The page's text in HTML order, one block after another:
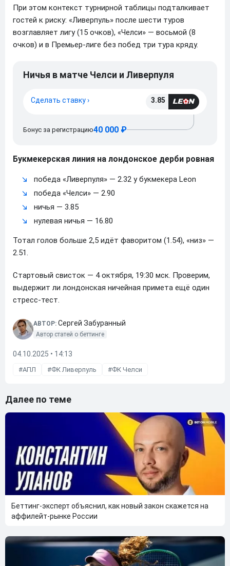
При этом контекст турнирной таблицы подталкивает
гостей к риску: «Ливерпуль» после шести туров
возглавляет лигу (15 очков), «Челси» — восьмой (8
очков) и в Премьер-лиге без побед три тура кряду.
Ничья в матче Челси и Ливерпуля
Сделать ставку › 3.85
Бонус за регистрацию40 000 ₽
Букмекерская линия на лондонское дерби ровная
победа «Ливерпуля» — 2.32 у букмекера Leon
победа «Челси» — 2.90
ничья — 3.85
нулевая ничья — 16.80
Тотал голов больше 2,5 идёт фаворитом (1.54), «низ» —
2.51.
Стартовый свисток — 4 октября, 19:30 мск. Проверим,
выдержит ли лондонская ничейная примета ещё один
стресс-тест.
АВТОР: Сергей Забуранный
Автор статей о беттинге
04.10.2025 • 14:13
АПЛ ФК Ливерпуль ФК Челси
Далее по теме
Беттинг-эксперт объяснил, как новый закон скажется на
аффилейт-рынке России